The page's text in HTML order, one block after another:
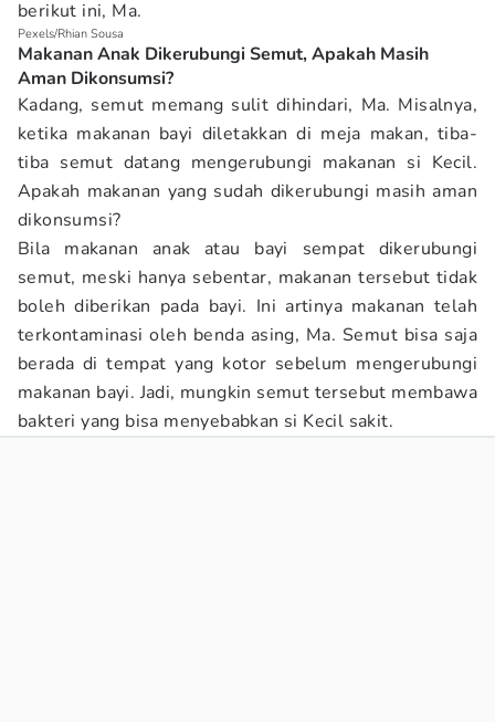
berikut ini, Ma.
Pexels/Rhian Sousa
Makanan Anak Dikerubungi Semut, Apakah Masih
Aman Dikonsumsi?
Kadang, semut memang sulit dihindari, Ma. Misalnya,
ketika makanan bayi diletakkan di meja makan, tiba-
tiba semut datang mengerubungi makanan si Kecil.
Apakah makanan yang sudah dikerubungi masih aman
dikonsumsi?
Bila makanan anak atau bayi sempat dikerubungi
semut, meski hanya sebentar, makanan tersebut tidak
boleh diberikan pada bayi. Ini artinya makanan telah
terkontaminasi oleh benda asing, Ma. Semut bisa saja
berada di tempat yang kotor sebelum mengerubungi
makanan bayi. Jadi, mungkin semut tersebut membawa
bakteri yang bisa menyebabkan si Kecil sakit.